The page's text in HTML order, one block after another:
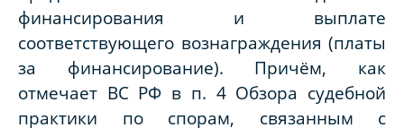
финансирования и выплате
соответствующего вознаграждения (платы
за финансирование). Причём, как
отмечает ВС РФ в п. 4 Обзора судебной
практики по спорам, связанным с